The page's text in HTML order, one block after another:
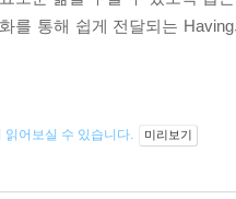
화를 통해 쉽게 전달되는
읽어보실 수 있습니다. 미리보기